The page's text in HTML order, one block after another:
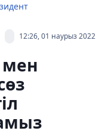
12:26, 01 наурыз 2022
мен